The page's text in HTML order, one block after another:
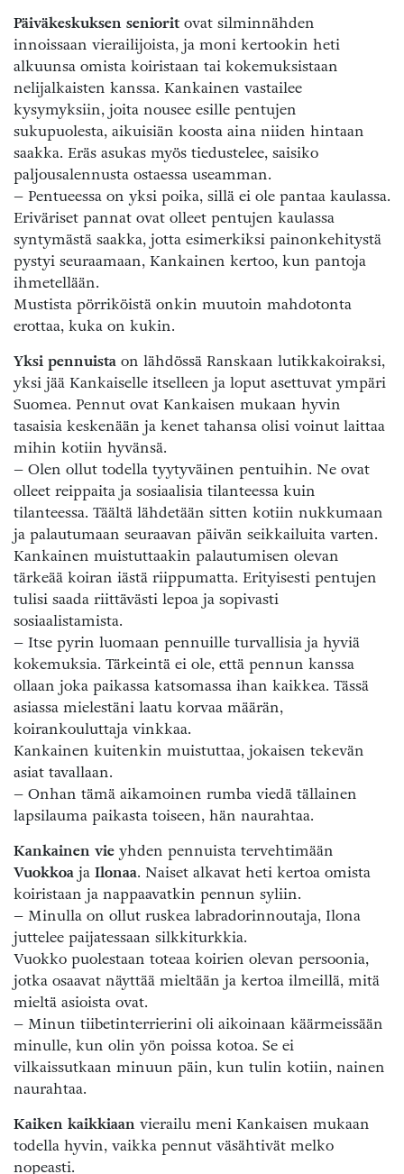
Päiväkeskuksen senioritovat silminnähden
innoissaan vierailijoista, ja moni kertookin heti
alkuunsa omista koiristaan tai kokemuksistaan
nelijalkaisten kanssa. Kankainen vastailee
kysymyksiin, joita nousee esille pentujen
sukupuolesta, aikuisiän koosta aina niiden hintaan
saakka. Eräs asukas myös tiedustelee, saisiko
paljousalennusta ostaessa useamman.
– Pentueessa on yksi poika, sillä ei ole pantaa kaulassa.
Eriväriset pannat ovat olleet pentujen kaulassa
syntymästä saakka, jotta esimerkiksi painonkehitystä
pystyi seuraamaan, Kankainen kertoo, kun pantoja
ihmetellään.
Mustista pörriköistä onkin muutoin mahdotonta
erottaa, kuka on kukin.
Yksi pennuista on lähdössä Ranskaan lutikkakoiraksi,
yksi jää Kankaiselle itselleen ja loput asettuvat ympäri
Suomea. Pennut ovat Kankaisen mukaan hyvin
tasaisia keskenään ja kenet tahansa olisi voinut laittaa
mihin kotiin hyvänsä.
– Olen ollut todella tyytyväinen pentuihin. Ne ovat
olleet reippaita ja sosiaalisia tilanteessa kuin
tilanteessa. Täältä lähdetään sitten kotiin nukkumaan
ja palautumaan seuraavan päivän seikkailuita varten.
Kankainen muistuttaakin palautumisen olevan
tärkeää koiran iästä riippumatta. Erityisesti pentujen
tulisi saada riittävästi lepoa ja sopivasti
sosiaalistamista.
– Itse pyrin luomaan pennuille turvallisia ja hyviä
kokemuksia. Tärkeintä ei ole, että pennun kanssa
ollaan joka paikassa katsomassa ihan kaikkea. Tässä
asiassa mielestäni laatu korvaa määrän,
koirankouluttaja vinkkaa.
Kankainen kuitenkin muistuttaa, jokaisen tekevän
asiat tavallaan.
– Onhan tämä aikamoinen rumba viedä tällainen
lapsilauma paikasta toiseen, hän naurahtaa.
Kankainen vie yhden pennuista tervehtimään
Vuokkoa ja Ilonaa. Naiset alkavat heti kertoa omista
koiristaan ja nappaavatkin pennun syliin.
– Minulla on ollut ruskea labradorinnoutaja, Ilona
juttelee paijatessaan silkkiturkkia.
Vuokko puolestaan toteaa koirien olevan persoonia,
jotka osaavat näyttää mieltään ja kertoa ilmeillä, mitä
mieltä asioista ovat.
– Minun tiibetinterrierini oli aikoinaan käärmeissään
minulle, kun olin yön poissa kotoa. Se ei
vilkaissutkaan minuun päin, kun tulin kotiin, nainen
naurahtaa.
Kaiken kaikkiaan vierailu meni Kankaisen mukaan
todella hyvin, vaikka pennut väsähtivät melko
nopeasti.